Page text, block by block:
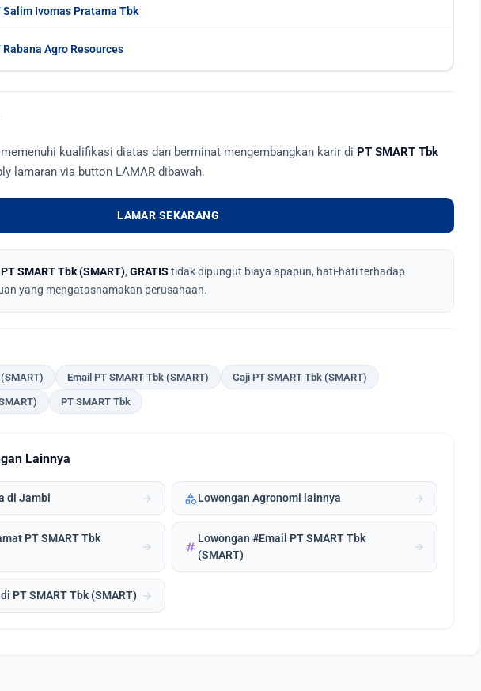
Salim Ivomas Pratama Tbk
Agro Resources
memenuhi kualifikasi diatas dan berminat mengembangkan karir di PT SMART Tbk
lamaran via button LAMAR dibawah.
LAMAR SEKARANG
PT SMART Tbk (SMART), GRATIS tidak dipungut biaya apapun, hati-hati terhadap
yang mengatasnamakan perusahaan.
Email PT SMART Tbk (SMART) Gaji PT SMART Tbk (SMART)
PT SMART Tbk
Lainnya
di Jambi arrow_forward categoryLowongan Agronomi lainnya arrow_forward
PT SMART Tbk
arrow_forward tagLowongan #Email PT SMART Tbk
(SMART)
arrow_forward
PT SMART Tbk (SMART) arrow_forward